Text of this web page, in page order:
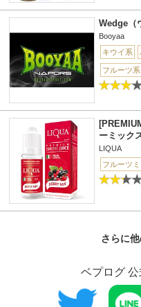
Wedge（
Booyaa
キウイ系
フルーツ系
ーミック
LIQUA
フルーツ
さらに
ベプログ